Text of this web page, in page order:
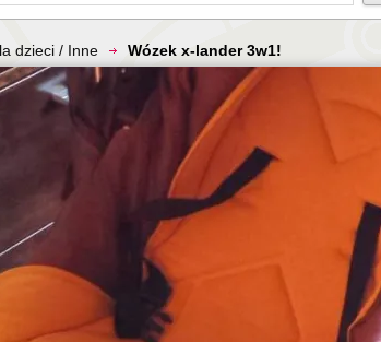
dzieci / Inne Wózek x-lander 3w1!